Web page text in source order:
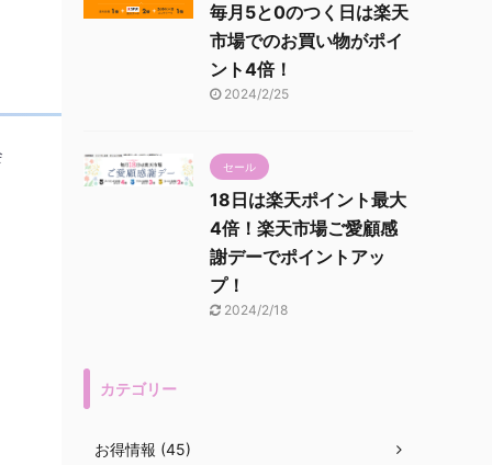
毎月5と0のつく日は楽天
市場でのお買い物がポイ
ント4倍！
2024/2/25
セール
18日は楽天ポイント最大
4倍！楽天市場ご愛顧感
謝デーでポイントアッ
プ！
2024/2/18
カテゴリー
お得情報 (45)